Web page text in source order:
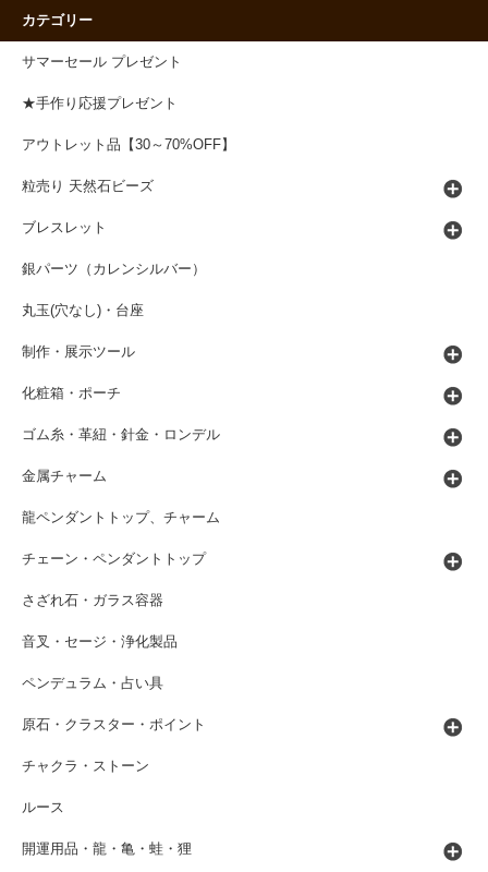
カテゴリー
サマーセール プレゼント
★手作り応援プレゼント
アウトレット品【30～70%OFF】
粒売り 天然石ビーズ
ブレスレット
銀パーツ（カレンシルバー）
丸玉(穴なし)・台座
制作・展示ツール
化粧箱・ポーチ
ゴム糸・革紐・針金・ロンデル
金属チャーム
龍ペンダントトップ、チャーム
チェーン・ペンダントトップ
さざれ石・ガラス容器
音叉・セージ・浄化製品
ペンデュラム・占い具
原石・クラスター・ポイント
チャクラ・ストーン
ルース
開運用品・龍・亀・蛙・狸